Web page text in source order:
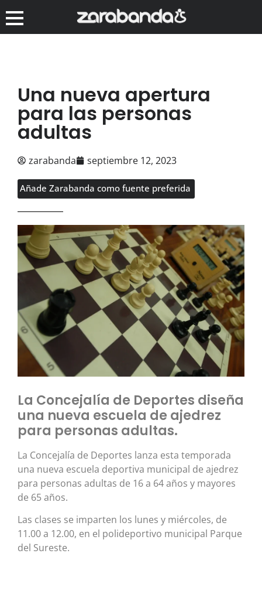
Una nueva apertura
para las personas
adultas
zarabanda septiembre 12, 2023
Añade Zarabanda como fuente preferida
La Concejalía de Deportes diseña
una nueva escuela de ajedrez
para personas adultas.
La Concejalía de Deportes lanza esta temporada
una nueva escuela deportiva municipal de ajedrez
para personas adultas de 16 a 64 años y mayores
de 65 años.
Las clases se imparten los lunes y miércoles, de
11.00 a 12.00, en el polideportivo municipal Parque
del Sureste.